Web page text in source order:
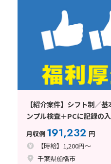
【紹介案件】シフト制／
ンプル検査＋PCに記録の
月収例 191,232 円
【時給】1,200円～
千葉県船橋市